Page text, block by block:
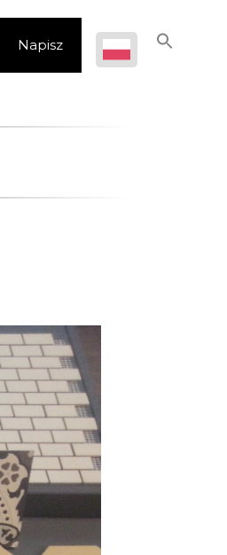
Napisz